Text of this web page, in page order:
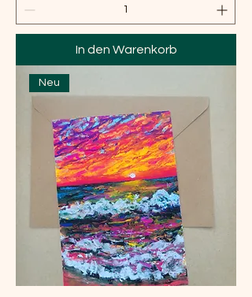
In den Warenkorb
Neu